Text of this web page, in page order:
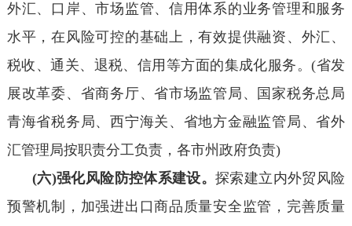
外汇、口岸、市场监管、信用体系的业务管理和服务
水平，在风险可控的基础上，有效提供融资、外汇、
税收、通关、退税、信用等方面的集成化服务。(省发
展改革委、省商务厅、省市场监管局、国家税务总局
青海省税务局、西宁海关、省地方金融监管局、省外
汇管理局按职责分工负责，各市州政府负责)
(六)强化风险防控体系建设。探索建立内外贸风险
预警机制，加强进出口商品质量安全监管，完善质量